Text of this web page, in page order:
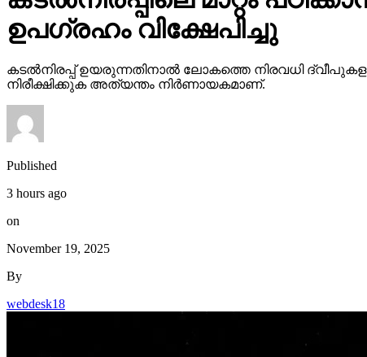
ഉപഗ്രഹം വിക്ഷേപിച്ചു
കടല്‍നിരപ്പ് ഉയരുന്നതിനാല്‍ ലോകത്തെ നിരവധി
നിരീക്ഷിക്കുക അത്യന്തം നിര്‍ണായകമാണ്.
Published
3 hours ago
on
November 19, 2025
By
webdesk18